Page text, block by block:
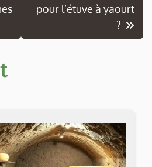
pour l’étuve à yaourt
?